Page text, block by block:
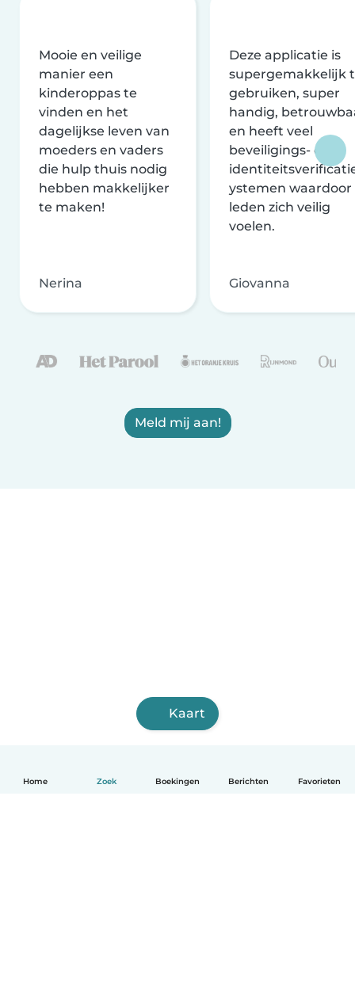
Home Zoek Boekingen Berichten Favorieten
Mooie en veilige
manier een
kinderoppas te
vinden en het
dagelijkse leven van
moeders en vaders
die hulp thuis nodig
hebben makkelijker
te maken!
Nerina
Deze applicatie is
supergemakkelijk
gebruiken, super
handig,
en heeft veel
beveiligings- en
ystemen waardoor
leden zich veilig
voelen.
Giovanna
Meld mij aan!
Kaart